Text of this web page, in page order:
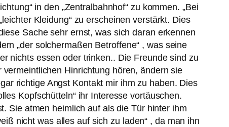
in den „Zentralbahnhof“ zu kommen. „Bei
Kleidung“ zu erscheinen verstärkt. Dies
Sache sehr ernst, was sich daran erkennen
„der solchermaßen Betroffene“ , was seine
nichts essen oder trinken.. Die Freunde sind zu
Hinrichtung hören, ändern sie
richtige Angst Kontakt mir ihm zu haben. Dies
Kopfschütteln“ ihr Interesse vortäuschen.
Sie atmen heimlich auf als die Tür hinter ihm
nicht was alles auf sich zu laden“ , da man ihn